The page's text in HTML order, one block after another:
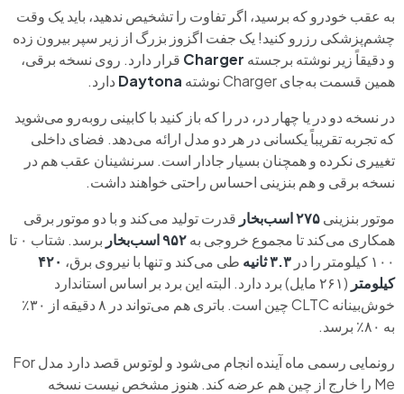
به عقب خودرو که برسید، اگر تفاوت را تشخیص ندهید، باید یک وقت
چشم‌پزشکی رزرو کنید! یک جفت اگزوز بزرگ از زیر سپر بیرون زده
و دقیقاً زیر نوشته برجسته Charger قرار دارد. روی نسخه برقی،
همین قسمت به‌جای Charger نوشته
Daytona دارد.
در نسخه دو در یا چهار در، در را که باز کنید با کابینی روبه‌رو می‌شوید
که تجربه تقریباً یکسانی در هر دو مدل ارائه می‌دهد. فضای داخلی
تغییری نکرده و همچنان بسیار جادار است. سرنشینان عقب هم در
نسخه برقی و هم بنزینی احساس راحتی خواهند داشت.
موتور بنزینی۲۷۵ اسب‌بخار
قدرت تولید می‌کند و با دو موتور برقی
همکاری می‌کند تا مجموع خروجی به۹۵۲ اسب‌بخار
برسد. شتاب ۰ تا
۱۰۰ کیلومتر را در
۳.۳ ثانیه طی می‌کند و تنها با نیروی برق، ۴۲۰
کیلومتر
(۲۶۱ مایل) برد دارد. البته این برد بر اساس استاندارد
خوش‌بینانه CLTC چین است. باتری هم می‌تواند در ۸ دقیقه از ۳۰٪
به ۸۰٪ برسد.
رونمایی رسمی ماه آینده انجام می‌شود و لوتوس قصد دارد مدل For
Me را خارج از چین هم عرضه کند. هنوز مشخص نیست نسخه